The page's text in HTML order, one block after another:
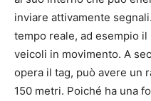
inviare attivamente
tempo reale, ad esempio
veicoli in movimento. A
opera il tag, può avere un
150 metri. Poiché ha una